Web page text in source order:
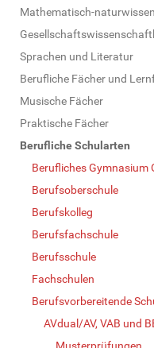
Mathematisch-
Sprachen und Literatur
Berufliche Fächer und
Musische Fächer
Praktische Fächer
Berufliche Schularten
Berufliches Gymnasium
Berufsoberschule
Berufskolleg
Berufsfachschule
Berufsschule
Fachschulen
Berufsvorbereitende
AVdual/AV, VAB und